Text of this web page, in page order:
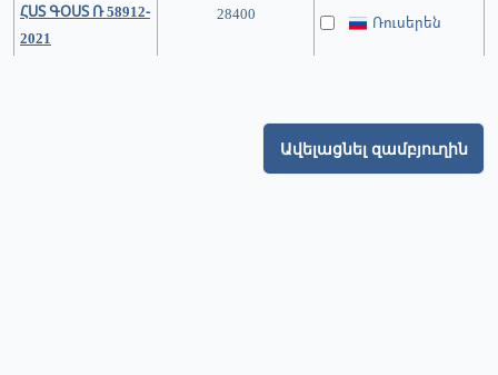
ՀՍՏ ԳՕՍՏ Ռ 58912-
2021
28400 Ռուսերեն
Ավելացնել զամբյուղին